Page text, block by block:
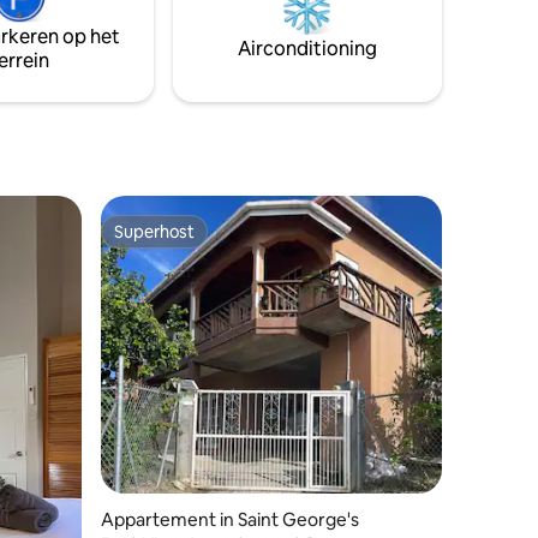
eethoek. Patio. Een werkplek,
wasmachine en droger.
op het
Airconditioning
Superhost
Superhost
Appartement in Saint George's